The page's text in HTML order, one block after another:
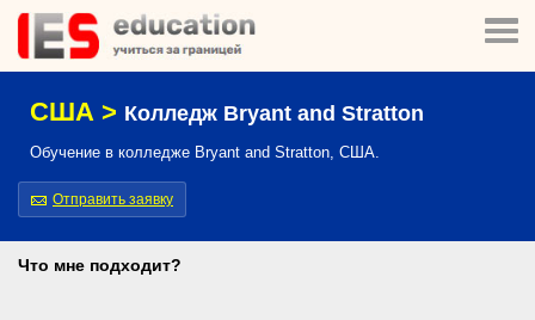
США > Колледж Bryant and Stratton
Обучение в колледже Bryant and Stratton, США.
Отправить заявку
Что мне подходит?